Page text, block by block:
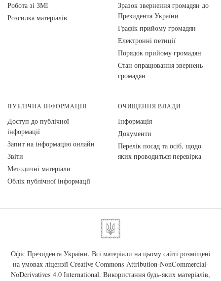
Робота зі ЗМІ
Розсилка матеріалів
Зразок звернення громадян до
Президента України
Графік прийому громадян
Електронні петиції
Порядок прийому громадян
Стан опрацювання звернень
громадян
ПУБЛІЧНА ІНФОРМАЦІЯ
Доступ до публічної
інформації
Запит на інформацію онлайн
Звіти
Методичні матеріали
Облік публічної інформації
ОЧИЩЕННЯ ВЛАДИ
Інформація
Документи
Перелік посад та осіб, щодо
яких проводиться перевірка
Офіс Президента України. Всі матеріали на цьому сайті розміщені
на умовах ліцензії Creative Commons Attribution-NonCommercial-
NoDerivatives 4.0 International. Використання будь-яких матеріалів,